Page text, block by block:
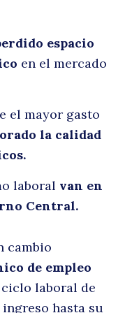
espacio
en el mercado
el mayor gasto
la calidad
laboral van en
Central.
cambio
de empleo
laboral de
hasta su